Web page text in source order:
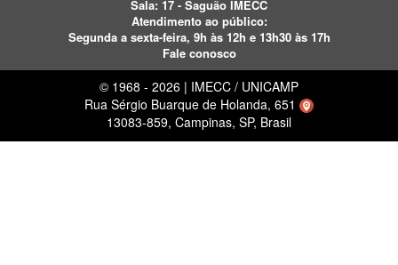
Sala: 17 - Saguão IMECC
Atendimento ao público:
Segunda a sexta-feira, 9h às 12h e 13h30 às 17h
Fale conosco
© 1968 - 2026 | IMECC / UNICAMP
Rua Sérgio Buarque de Holanda, 651
13083-859, Campinas, SP, Brasil